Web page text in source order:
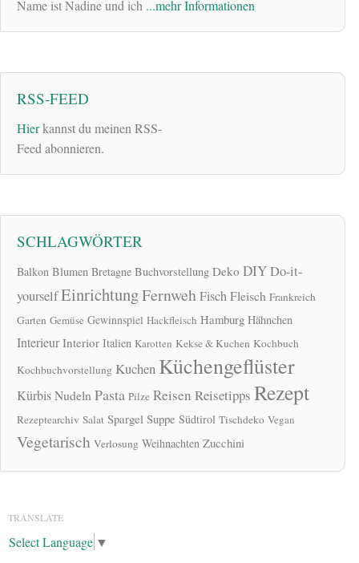
Name ist Nadine und ich ...mehr Informationen
RSS-FEED
Hierkannst du meinen RSS-
Feed abonnieren.
SCHLAGWÖRTER
Balkon Blumen Bretagne Buchvorstellung Deko DIYDo-it-
yourselfEinrichtungFernwehFischFleisch Frankreich
Garten Gemüse Gewinnspiel Hackfleisch Hamburg Hähnchen
Interieur Interior Italien Karotten Kekse & Kuchen Kochbuch
Kochbuchvorstellung Kuchen Küchengeflüster
KürbisNudelnPasta Pilze Reisen Reisetipps Rezept
Rezeptearchiv Salat Spargel Suppe Südtirol Tischdeko Vegan
Vegetarisch Verlosung Weihnachten Zucchini
TRANSLATE
Select Language ▼